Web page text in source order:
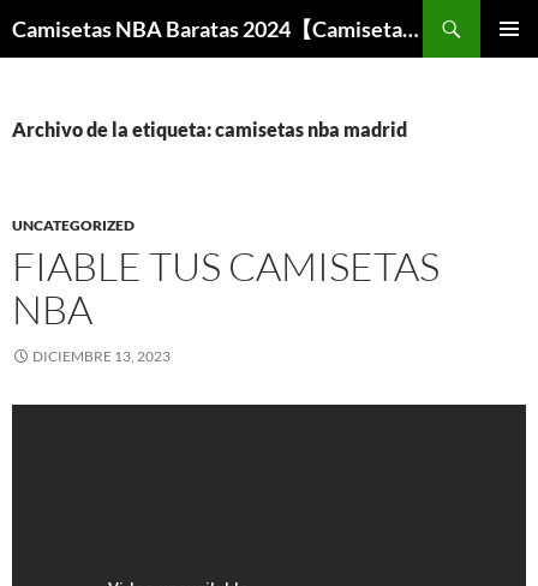
Camisetas NBA Baratas 2024【Camisetas Especiales Baloncesto】
Archivo de la etiqueta: camisetas nba madrid
UNCATEGORIZED
FIABLE TUS CAMISETAS
NBA
DICIEMBRE 13, 2023